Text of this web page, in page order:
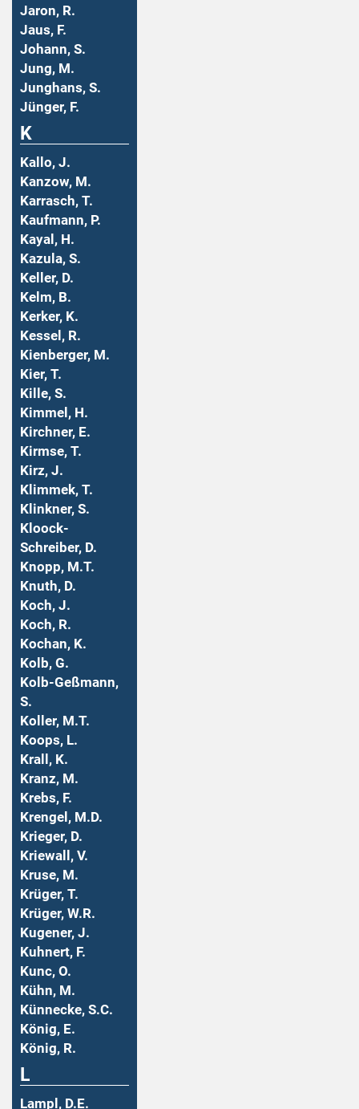
Jaron, R.
Jaus, F.
Johann, S.
Jung, M.
Junghans, S.
Jünger, F.
K
Kallo, J.
Kanzow, M.
Karrasch, T.
Kaufmann, P.
Kayal, H.
Kazula, S.
Keller, D.
Kelm, B.
Kerker, K.
Kessel, R.
Kienberger, M.
Kier, T.
Kille, S.
Kimmel, H.
Kirchner, E.
Kirmse, T.
Kirz, J.
Klimmek, T.
Klinkner, S.
Kloock-
Schreiber, D.
Knopp, M.T.
Knuth, D.
Koch, J.
Koch, R.
Kochan, K.
Kolb, G.
Kolb-Geßmann,
S.
Koller, M.T.
Koops, L.
Krall, K.
Kranz, M.
Krebs, F.
Krengel, M.D.
Krieger, D.
Kriewall, V.
Kruse, M.
Krüger, T.
Krüger, W.R.
Kugener, J.
Kuhnert, F.
Kunc, O.
Kühn, M.
Künnecke, S.C.
König, E.
König, R.
L
Lampl, D.E.